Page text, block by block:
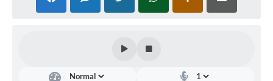
COVID - 19
Jornal (Edições anteriores)